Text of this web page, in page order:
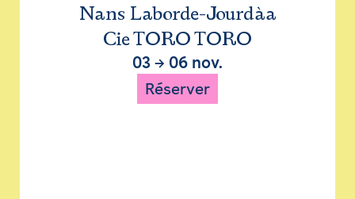
Nans Laborde-Jourdàa
Cie TORO TORO
03 → 06 nov.
Réserver